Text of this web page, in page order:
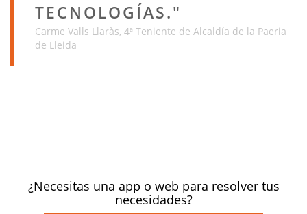
TECNOLOGÍAS.
Carme Valls Llaràs, 4ª Teniente de Alcaldía de la Paeria
de Lleida
¿Necesitas una app o web para resolver tus
necesidades?